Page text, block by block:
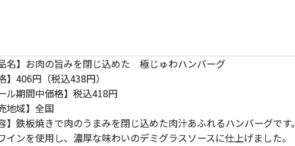
品名】お肉の旨みを閉じ込めた 極じゅわハンバーグ
】406円（税込438円）
ル期間中価格】税込418円
地域】全国
】鉄板焼きで肉のうまみを閉じ込めた肉汁あふれるハンバーグです
インを使用し、濃厚な味わいのデミグラスソースに仕上げました。